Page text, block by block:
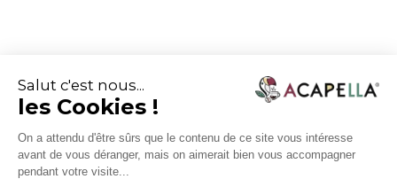
Salut c'est nous...
les Cookies !
On a attendu d'être sûrs que le contenu de ce site vous intéresse
avant de vous déranger, mais on aimerait bien vous accompagner
pendant votre visite...